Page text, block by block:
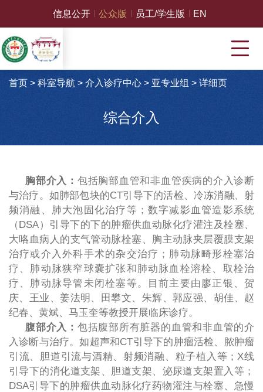
信息公开 公众版 员工/学生版 EN
首页 > 科室导航> 介入诊疗中心> 亚专业组 > 详细页
综合介入
胸部介入： 包括胸部血管和非血管疾病的介入诊断
与治疗。如肺部包块的CT引导下的活检、冷冻消融、射
频消融、肺大泡固化治疗等；数字减影血管造影系统
（ DSA ）引导下的下的肿瘤供血动脉化疗灌注及栓塞、
大咯血病人的支气管动脉栓塞、胸主动脉夹层覆膜支架
治疗或介入外科手术的杂交治疗；肺动脉畸形栓塞治
疗、肺动脉狭窄球囊扩张和肺动脉血栓溶栓、取栓治
疗、肺动脉导管未闭栓塞等。目前主要由廖正银、贺
庆、王业、姜法明、田攀文、朱辉、郭应强、胡佳、赵
纪春、黄斌、马玉奎等教授开展临床诊疗。
腹部介入： 包括腹部所有脏器的血管和非血管的介
入诊断与治疗。如超声和CT引导下的肿瘤活检、脓肿瘤
引流、胆道引流与酒精、射频消融、粒子植入等；X线
引导下的消化道支架、胆道支架、泌尿道支架置入等；
DSA引导下的肿瘤供血动脉化疗药物灌注与栓塞、急慢